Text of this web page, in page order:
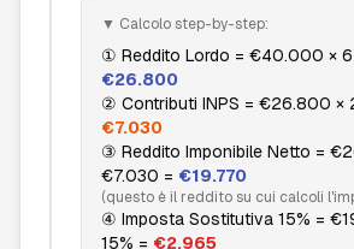
▼ Calcolo step-by-step:
① Reddito Lordo = €40.000 ×
€26.800
② Contributi INPS = €26.800 ×
€7.030
③ Reddito Imponibile Netto =
€7.030 = €19.770
(questo è il reddito su cui calcoli
④ Imposta Sostitutiva 15% =
15% = €2.965